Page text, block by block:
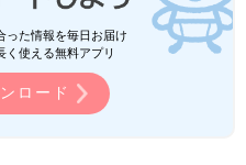
った情報を毎日お届け
使える無料アプリ
ロード